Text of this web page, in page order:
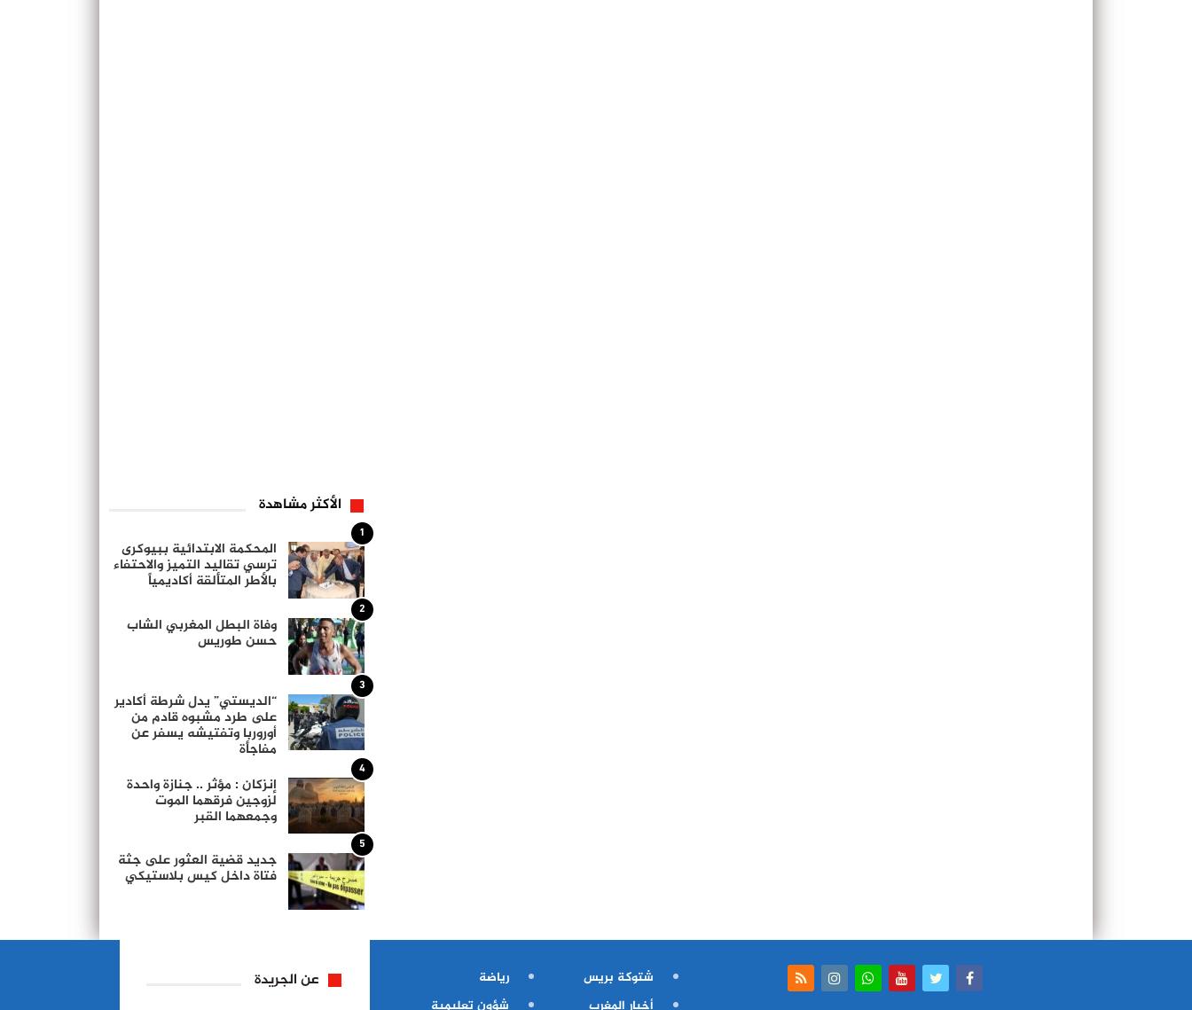
الأكثر مشاهدة
1
المحكمة الابتدائية ببيوكرى
ترسي تقاليد التميز والاحتفاء
بالأطر المتألقة أكاديمياً
2
وفاة البطل المغربي الشاب
حسن طوريس
3
“الديستي” يدل شرطة أكادير
على طرد مشبوه قادم من
أوروربا وتفتيشه يسفر عن
مفاجأة
4
إنزكان : مؤثر .. جنازة واحدة
لزوجين فرقهما الموت
وجمعهما القبر
5
جديد قضية العثور على جثة
فتاة داخل كيس بلاستيكي
شتوكة بريس
أخبار المغرب
رياضة
شؤون تعليمية
عن الجريدة